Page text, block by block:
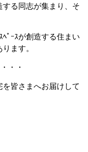
する同志が集まり、そ
ﾟｰｽが創造する住まい
ります。
・・・
皆さまへお届けして